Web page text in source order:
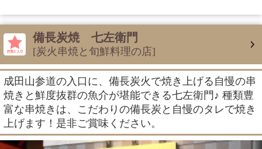
備長炭焼 七左衛門
[炭火串焼と旬鮮料理の店]
成田山参道の入口に、備長炭火で焼き上げる自慢の串
焼きと鮮度抜群の魚介が堪能できる七左衛門♪ 種類豊
富な串焼きは、こだわりの備長炭と自慢のタレで焼き
上げます！是非ご賞味ください。